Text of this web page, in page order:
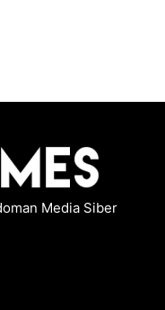
Media Siber